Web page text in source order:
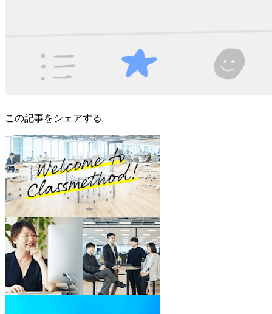
この記事をシェアする